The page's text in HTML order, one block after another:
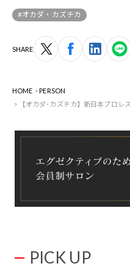
#オカダ・カズチカ
SHARE
HOME
PERSON
【オカダ･カズチカ】新日本プロレ
PICK UP